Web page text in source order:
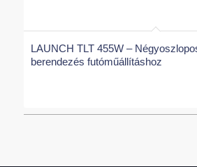
LAUNCH TLT 455W –
berendezés futóműállításhoz